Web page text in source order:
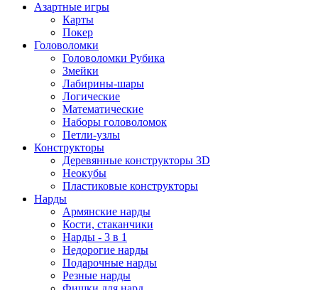
Азартные игры
Карты
Покер
Головоломки
Головоломки Рубика
Змейки
Лабирины-шары
Логические
Математические
Наборы головоломок
Петли-узлы
Конструкторы
Деревянные конструкторы 3D
Неокубы
Пластиковые конструкторы
Нарды
Армянские нарды
Кости, стаканчики
Нарды - 3 в 1
Недорогие нарды
Подарочные нарды
Резные нарды